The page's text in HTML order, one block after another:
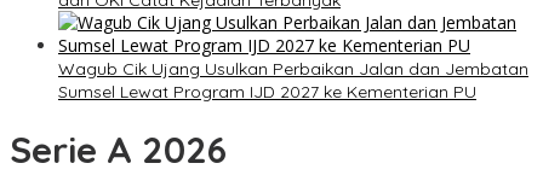
Wagub Cik Ujang Usulkan Perbaikan Jalan dan Jembatan
Sumsel Lewat Program IJD 2027 ke Kementerian PU
Serie A 2026